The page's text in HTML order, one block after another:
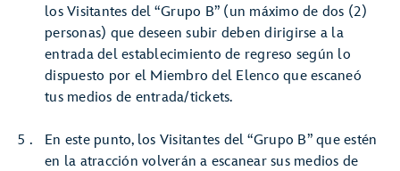
los Visitantes del “Grupo B” (un máximo de dos (2)
personas) que deseen subir deben dirigirse a la
entrada del establecimiento de regreso según lo
dispuesto por el Miembro del Elenco que escaneó
tus medios de entrada/tickets.
En este punto, los Visitantes del “Grupo B” que estén
en la atracción volverán a escanear sus medios de